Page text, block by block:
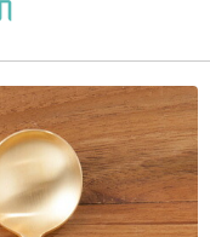
ン
工業所